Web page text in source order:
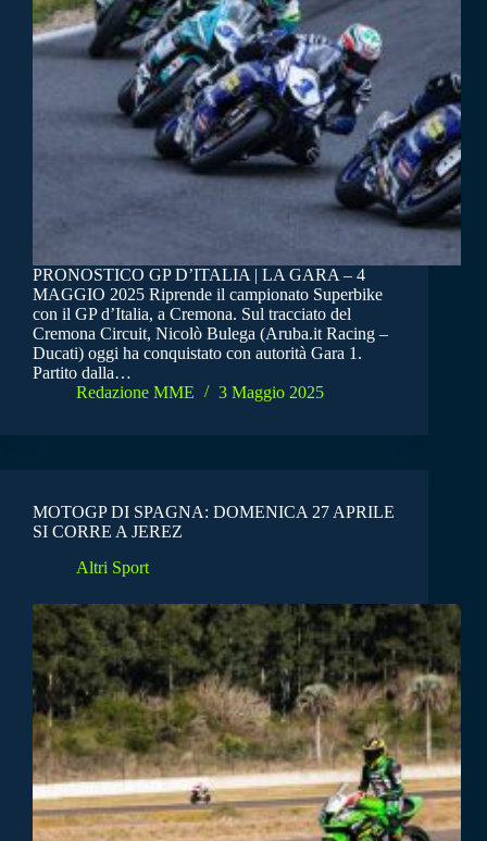
PRONOSTICO GP D’ITALIA | LA GARA – 4
MAGGIO 2025 Riprende il campionato Superbike
con il GP d’Italia, a Cremona. Sul tracciato del
Cremona Circuit, Nicolò Bulega (Aruba.it Racing –
Ducati) oggi ha conquistato con autorità Gara 1.
Partito dalla…
Redazione MME
3 Maggio 2025
MOTOGP DI SPAGNA: DOMENICA 27 APRILE
SI CORRE A JEREZ
Altri Sport